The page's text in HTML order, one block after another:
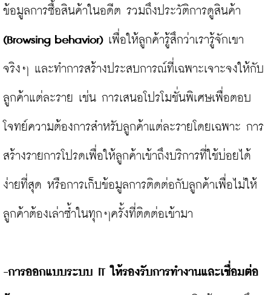
(Browsing behavior) เพื่อให้ลูกค้ารู้สึกว่าเรารู้จักเขา
จริงๆ และทำการสร้างประสบการณ์ที่เฉพาะเจาะจงให้กับ
ลูกค้าแต่ละราย เช่น การเสนอโปรโมชั่นพิเศษเพื่อตอบ
โจทย์ความต้องการสำหรับลูกค้าแต่ละรายโดยเฉพาะ การ
สร้างรายการโปรดเพื่อให้ลูกค้าเข้าถึงบริการที่ใช้บ่อยได้
ง่ายที่สุด หรือการเก็บข้อมูลการติดต่อกับลูกค้าเพื่อไม่ให้
ลูกค้าต้องเล่าซ้ำในทุกๆครั้งที่ติดต่อเข้ามา
-การออกแบบระบบ IT ให้รองรับการทำงานและเชื่อมต่อ